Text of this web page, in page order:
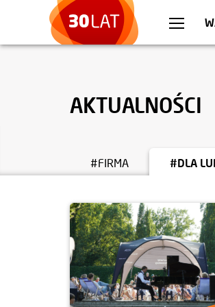
AKTUALNOŚCI
#FIRMA #DLA